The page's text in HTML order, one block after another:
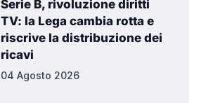
Serie B, rivoluzione diritti
TV: la Lega cambia rotta e
riscrive la distribuzione dei
ricavi
04 Agosto 2026